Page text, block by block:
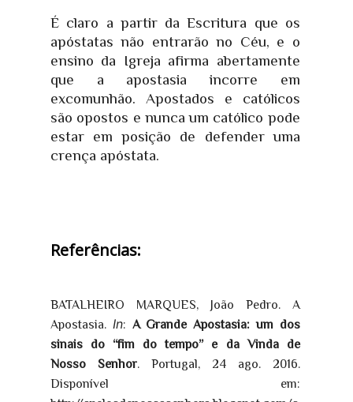
É claro a partir da Escritura que os
apóstatas não entrarão no Céu, e o
ensino da Igreja afirma abertamente
que a apostasia incorre em
excomunhão. Apostados e católicos
são opostos e nunca um católico pode
estar em posição de defender uma
crença apóstata.
Referências:
BATALHEIRO MARQUES, João Pedro. A
Apostasia. In: A Grande Apostasia: um dos
sinais do “fim do tempo” e da Vinda de
Nosso Senhor. Portugal, 24 ago. 2016.
Disponível em: